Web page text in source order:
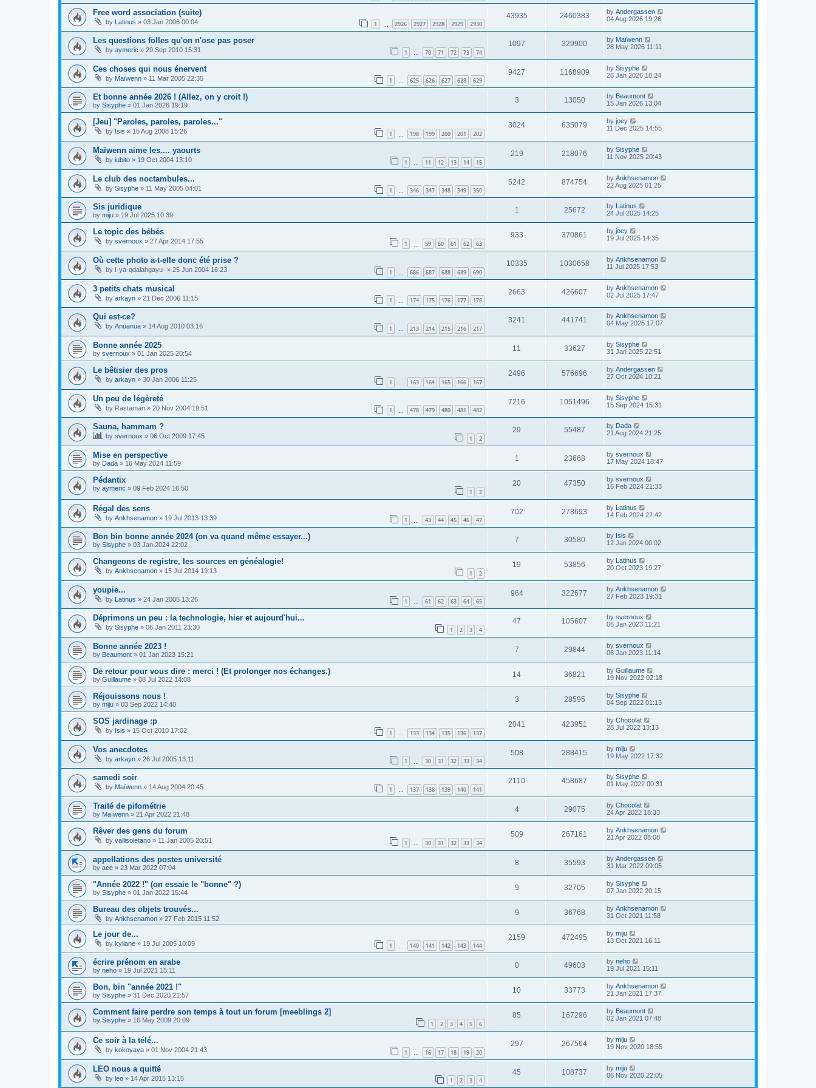
Free word association (suite)
by Latinus » 03 Jan 2006 00:04 1 2926 2927 2928 2929 2930
43935 2460383 by Andergassen
04 Aug 2026 19:26
Les questions folles qu'on n'ose pas poser
by aymeric » 29 Sep 2010 15:31 1 … 70 71 72 73 74
1097 329900 by Maïwenn
28 May 2026 11:11
Ces choses qui nous énervent
by Maïwenn » 11 Mar 2005 22:35 1 625 626 627 628 629
9427 1168909 by Sisyphe
26 Jan 2026 18:24
Et bonne année 2026 ! (Allez, on y croit !)
by Sisyphe » 01 Jan 2026 19:19
3 13050 by Beaumont
15 Jan 2026 13:04
[Jeu] "Paroles, paroles, paroles..."
by Isis » 15 Aug 2008 15:26 1 198 199 200 201 202
3024 635079 by joey
11 Dec 2025 14:55
Maïwenn aime les.... yaourts
by iubito » 19 Oct 2004 13:10 1 … 11 12 13 14 15
219 218076 by Sisyphe
11 Nov 2025 20:43
Le club des noctambules...
by Sisyphe » 11 May 2005 04:01 1 346 347 348 349 350
5242 874754 by Ankhsenamon
22 Aug 2025 01:25
Sis juridique
by miju » 19 Jul 2025 10:39
1 25672 by Latinus
24 Jul 2025 14:25
Le topic des bébés
by svernoux » 27 Apr 2014 17:55 1 59 60 61 62 63
933 370861 by joey
19 Jul 2025 14:35
Où cette photo a-t-elle donc été prise ?
by I·ya·qdalahgayu· » 25 Jun 2004 16:23 1 … 686 687 688 689 690
10335 1030658 by Ankhsenamon
11 Jul 2025 17:53
3 petits chats musical
by arkayn » 21 Dec 2006 11:15 1 174 175 176 177 178
2663 426607 by Ankhsenamon
02 Jul 2025 17:47
Qui est-ce?
by Anuanua » 14 Aug 2010 03:16 1 … 213 214 215 216 217
3241 441741 by Ankhsenamon
04 May 2025 17:07
Bonne année 2025
by svernoux » 01 Jan 2025 20:54
11 33627 by Sisyphe
31 Jan 2025 22:51
Le bêtisier des pros
by arkayn » 30 Jan 2006 11:25 1 … 163 164 165 166 167
2496 576696 by Andergassen
27 Oct 2024 10:21
Un peu de légèreté
by Rastaman » 20 Nov 2004 19:51 1 478 479 480 481 482
7216 1051496 by Sisyphe
15 Sep 2024 15:31
Sauna, hammam ?
by svernoux » 06 Oct 2009 17:45 1 2
29 55487 by Dada
21 Aug 2024 21:25
Mise en perspective
by Dada » 16 May 2024 11:59
1 23668 by svernoux
17 May 2024 18:47
Pédantix
by aymeric » 09 Feb 2024 16:50 1 2
20 47350 by svernoux
16 Feb 2024 21:33
Régal des sens
by Ankhsenamon » 19 Jul 2013 13:39 1 43 44 45 46 47
702 278693 by Latinus
14 Feb 2024 22:42
Bon bin bonne année 2024 (on va quand même essayer...)
by Sisyphe » 03 Jan 2024 22:02
7 30580 by Isis
12 Jan 2024 00:02
Changeons de registre, les sources en généalogie!
by Ankhsenamon » 15 Jul 2014 19:13 1 2
19 53856 by Latinus
20 Oct 2023 19:27
youpie...
by Latinus » 24 Jan 2005 13:26 1 61 62 63 64 65
964 322677 by Ankhsenamon
27 Feb 2023 19:31
Déprimons un peu : la technologie, hier et aujourd'hui...
by Sisyphe » 06 Jan 2011 23:30 1 2 3 4
47 105607 by svernoux
06 Jan 2023 11:21
Bonne année 2023 !
by Beaumont » 01 Jan 2023 15:21
7 29844 by svernoux
06 Jan 2023 11:14
De retour pour vous dire : merci ! (Et prolonger nos échanges.)
by Guillaume » 08 Jul 2022 14:08
14 36821 by Guillaume
19 Nov 2022 02:18
Réjouissons nous !
by miju » 03 Sep 2022 14:40
3 28595 by Sisyphe
04 Sep 2022 01:13
SOS jardinage :p
by Isis » 15 Oct 2010 17:02 1 … 133 134 135 136 137
2041 423951 by Chocolat
28 Jul 2022 13:13
Vos anecdotes
by arkayn » 26 Jul 2005 13:11 1 30 31 32 33 34
508 288415 by miju
19 May 2022 17:32
samedi soir
by Maïwenn » 14 Aug 2004 20:45 1 … 137 138 139 140 141
2110 458687 by Sisyphe
01 May 2022 00:31
Traité de pifométrie
by Maïwenn » 21 Apr 2022 21:48
4 29075 by Chocolat
24 Apr 2022 18:33
Rêver des gens du forum
by vallisoletano » 11 Jan 2005 20:51 1 … 30 31 32 33 34
509 267161 by Ankhsenamon
21 Apr 2022 08:08
appellations des postes université
by ace » 23 Mar 2022 07:04
8 35593 by Andergassen
31 Mar 2022 09:05
"Année 2022 !" (on essaie le "bonne" ?)
by Sisyphe » 01 Jan 2022 15:44
9 32705 by Sisyphe
07 Jan 2022 20:15
Bureau des objets trouvés...
by Ankhsenamon » 27 Feb 2015 11:52
9 36768 by Ankhsenamon
31 Oct 2021 11:58
Le jour de...
by kyliane » 19 Jul 2005 10:09 1 140 141 142 143 144
2159 472495 by miju
13 Oct 2021 16:11
écrire prénom en arabe
by neho » 19 Jul 2021 15:11
0 49603 by neho
19 Jul 2021 15:11
Bon, bin "année 2021 !"
by Sisyphe » 31 Dec 2020 21:57
10 33773 by Ankhsenamon
21 Jan 2021 17:37
Comment faire perdre son temps à tout un forum [meeblings 2]
by Sisyphe » 16 May 2009 20:09 1 2 3 4 5 6
85 167296 by Beaumont
02 Jan 2021 07:48
Ce soir à la télé...
by kokoyaya » 01 Nov 2004 21:43 1 … 16 17 18 19 20
297 267564 by miju
19 Nov 2020 18:55
LEO nous a quitté
by leo » 14 Apr 2015 13:15 1 2 3 4
45 108737 by miju
06 Nov 2020 22:05